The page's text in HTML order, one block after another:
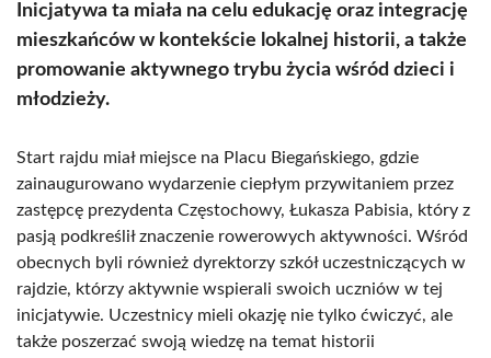
Inicjatywa ta miała na celu edukację oraz integrację
mieszkańców w kontekście lokalnej historii, a także
promowanie aktywnego trybu życia wśród dzieci i
młodzieży.
Start rajdu miał miejsce na Placu Biegańskiego, gdzie
zainaugurowano wydarzenie ciepłym przywitaniem przez
zastępcę prezydenta Częstochowy, Łukasza Pabisia, który z
pasją podkreślił znaczenie rowerowych aktywności. Wśród
obecnych byli również dyrektorzy szkół uczestniczących w
rajdzie, którzy aktywnie wspierali swoich uczniów w tej
inicjatywie. Uczestnicy mieli okazję nie tylko ćwiczyć, ale
także poszerzać swoją wiedzę na temat historii